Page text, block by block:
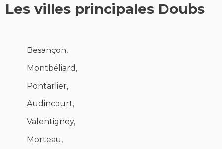
Les villes principales Doubs
Besançon,
Montbéliard,
Pontarlier,
Audincourt,
Valentigney,
Morteau,